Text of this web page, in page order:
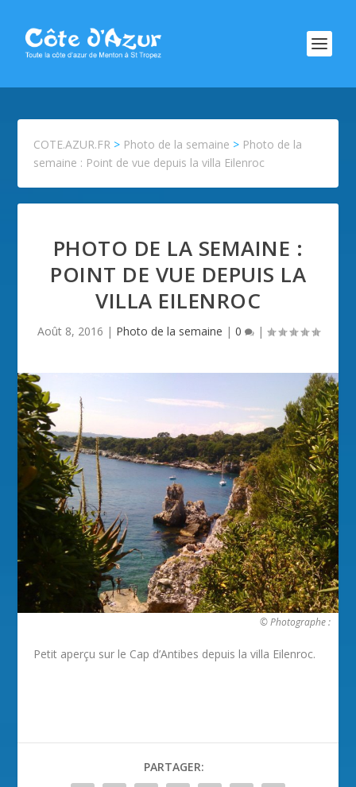
COTE.AZUR.FR > Photo de la semaine > Photo de la
semaine : Point de vue depuis la villa Eilenroc
PHOTO DE LA SEMAINE :
POINT DE VUE DEPUIS LA
VILLA EILENROC
Août 8, 2016 | Photo de la semaine | 0 |
© Photographe :
Petit aperçu sur le Cap d’Antibes depuis la villa Eilenroc.
PARTAGER: